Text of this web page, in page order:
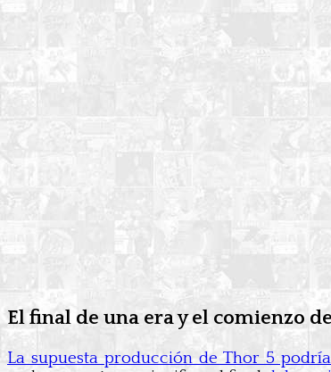
El final de una era y el comienzo
La supuesta producción de Thor 5